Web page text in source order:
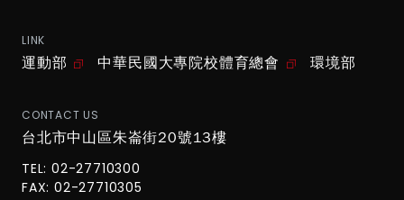
LINK
運動部 中華民國大專院校體育總會 環境部
CONTACT US
台北市中山區朱崙街20號13樓
TEL: 02-27710300
FAX: 02-27710305